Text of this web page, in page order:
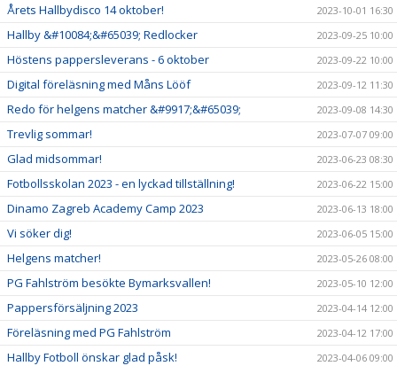
Årets Hallbydisco 14 oktober! 2023-10-01 16:30
Hallby &#10084;&#65039; Redlocker 2023-09-25 10:00
Höstens pappersleverans - 6 oktober 2023-09-22 10:00
Digital föreläsning med Måns Lööf 2023-09-12 11:30
Redo för helgens matcher &#9917;&#65039; 2023-09-08 14:30
Trevlig sommar! 2023-07-07 09:00
Glad midsommar! 2023-06-23 08:30
Fotbollsskolan 2023 - en lyckad tillställning! 2023-06-22 15:00
Dinamo Zagreb Academy Camp 2023 2023-06-13 18:00
Vi söker dig! 2023-06-05 15:00
Helgens matcher! 2023-05-26 08:00
PG Fahlström besökte Bymarksvallen! 2023-05-10 12:00
Pappersförsäljning 2023 2023-04-14 12:00
Föreläsning med PG Fahlström 2023-04-12 17:00
Hallby Fotboll önskar glad påsk! 2023-04-06 09:00